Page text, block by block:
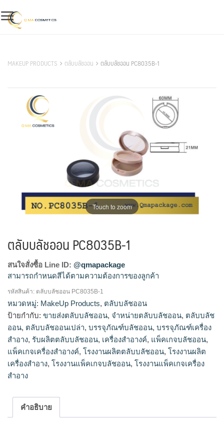
to
content
MAKEUP PRODUCTS ตลับบลัชออน ตลับบลัชออน PC8035B-1
Touch to zoom
ตลับบลัชออน PC8035B-1
สนใจสั่งซื้อ Line ID: @qmapackage
สามารถกำหนดสีได้ตามความต้องการของลูกค้า
โรงงานผลิตตลับบลัชออน,รับผลิตตลับบลัชออน,ขายส่งตลับบลัช
ออน,จำหน่ายตลับบลัชออน
รหัสสินค้า: ตลับบลัชออน PC8035B-1
หมวดหมู่: MakeUp Products, ตลับบลัชออน
ป้ายกำกับ: ขายส่งตลับบลัชออน, จำหน่ายตลับบลัชออน, ตลับบลัช
ออน, ตลับบลัชออนเปล่า, บรรจุภัณฑ์บลัชออน, บรรจุภัณฑ์เครื่อง
สำอาง, รับผลิตตลับบลัชออน, เครื่องสำอางค์, แพ็คเกจบลัชออน,
แพ็คเกจเครื่องสำอางค์, โรงงานผลิตตลับบลัชออน, โรงงานผลิต
เครื่องสำอาง, โรงงานแพ็คเกจบลัชออน, โรงงานแพ็คเกจเครื่อง
สำอาง
คำอธิบาย